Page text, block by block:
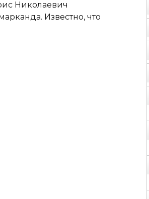
Нико­лаевич
Известно, что